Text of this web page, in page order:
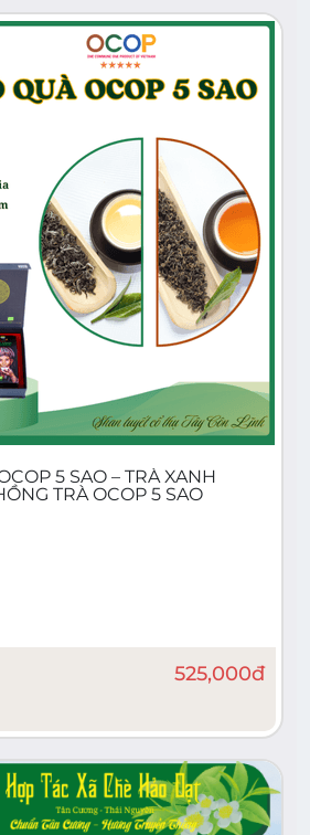
5 SAO – TRÀ XANH
TRÀ OCOP 5 SAO
525,000đ